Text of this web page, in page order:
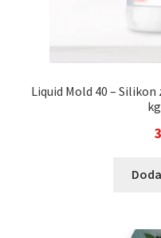
Liquid Mold 40 –